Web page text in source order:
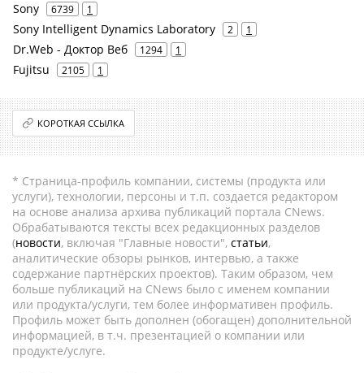
Sony 6739 1
Sony Intelligent Dynamics Laboratory 2 1
Dr.Web - Доктор Веб 1294 1
Fujitsu 2105 1
КОРОТКАЯ ССЫЛКА
* Страница-профиль компании, системы (продукта или
услуги), технологии, персоны и т.п. создается редактором
на основе анализа архива публикаций портала CNews.
Обрабатываются тексты всех редакционных разделов
(новости, включая "Главные новости", статьи,
аналитические обзоры рынков, интервью, а также
содержание партнёрских проектов). Таким образом, чем
больше публикаций на CNews было с именем компании
или продукта/услуги, тем более информативен профиль.
Профиль может быть дополнен (обогащен) дополнительной
информацией, в т.ч. презентацией о компании или
продукте/услуге.